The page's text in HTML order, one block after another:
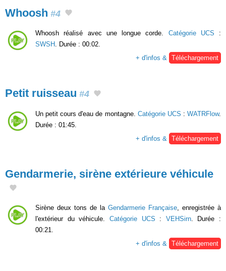
Whoosh #4
Whoosh réalisé avec une longue corde. Catégorie UCS :
SWSH . Durée : 00:02.
+ d'infos & Téléchargement
Petit ruisseau #4
Un petit cours d'eau de montagne. Catégorie UCS :WATRFlow.
Durée : 01:45.
+ d'infos &
Téléchargement
Gendarmerie, sirène extérieure véhicule
Sirène deux tons de la Gendarmerie Française, enregistrée à
l'extérieur du véhicule. Catégorie UCS : VEHSirn. Durée :
00:21.
+ d'infos & Téléchargement